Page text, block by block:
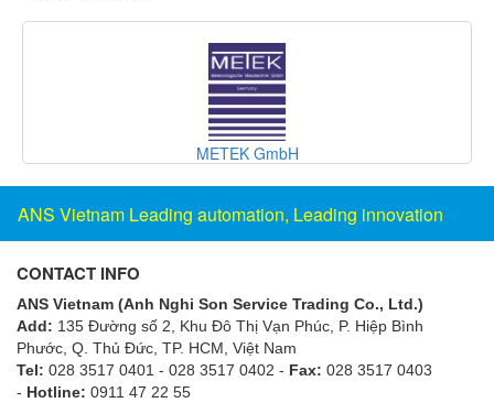
Eaton
EBMPAPST
ECKERLE
Ecom-EX
ECONEX
Edward
ANS Vietnam Leading automation, Leading innovation
CONTACT INFO
ANS Vietnam (Anh Nghi Son Service Trading Co., Ltd.)
Add: 135 Đường số 2, Khu Đô Thị Vạn Phúc, P. Hiệp Bình
Phước, Q. Thủ Đức, TP. HCM , Việt Nam
Tel: 028 3517 0401 - 028 3517 0402 - Fax: 028 3517 0403
- Hotline: 0911 47 22 55